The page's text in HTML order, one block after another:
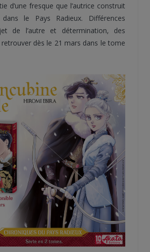
d’une fresque que l’autrice construit
le Pays Radieux. Différences
de l’autre et détermination, des
dès le 21 mars dans le tome